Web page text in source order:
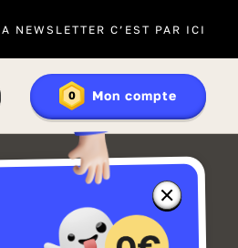
NEWSLETTER C’EST PAR ICI
0 Mon compte
Fermer
la
fenêtre